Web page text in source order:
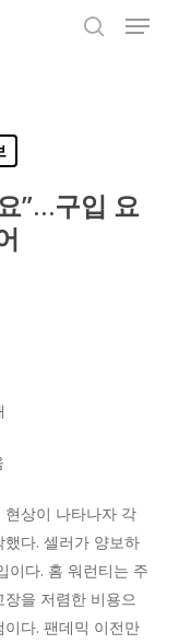
Menu
”…구입 요
상이 나타나자 각
다. 셀러가 양보하
이다. 홈 워런티는 주
을 저렴한 비용으
다. 팬데믹 이전만